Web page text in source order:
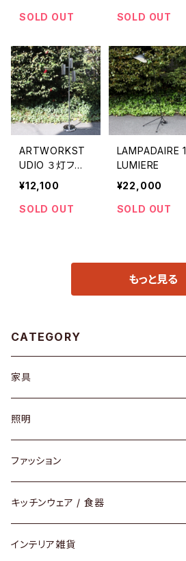
SOLD OUT
SOLD OUT
ARTWORKST
UDIO ３灯フロ
アライト
¥12,100
SOLD OUT
LAMPADAIRE 1
LUMIERE
¥22,000
SOLD OUT
もっと見る
CATEGORY
家具
ソファ / ベンチ
チェア / スツール
ダイニングセット / ダイニングテーブル
ローテーブル / サイドテーブル
照明
ペンダントライト
テーブルランプ / デスクスタンド
フロアライト
ファッション
アクセサリー
リング
財布
キッチンウェア / 食器
グラス / タンブラー
インテリア雑貨